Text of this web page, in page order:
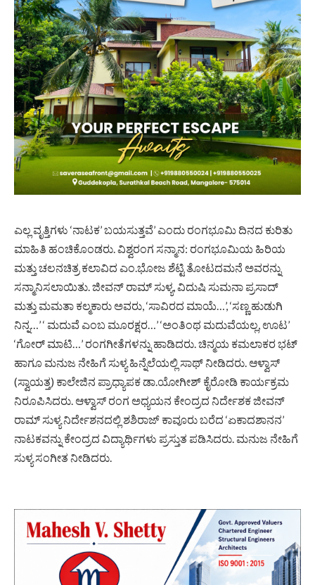
ಎಲ್ಲ ವೃತ್ತಿಗಳು ‘ನಾಟಕ’ ಬಯಸುತ್ತವೆ’ ಎಂದು ರಂಗಭೂಮಿ ದಿನದ ಕುರಿತು
ಮಾಹಿತಿ ಹಂಚಿಕೊಂಡರು. ವಿಶ್ವರಂಗ ಸನ್ಮಾನ: ರಂಗಭೂಮಿಯ ಹಿರಿಯ
ಮತ್ತು ಚಲನಚಿತ್ರ ಕಲಾವಿದ ಎಂ.ಭೋಜ ಶೆಟ್ಟಿ ತೋಟದಮನೆ ಅವರನ್ನು
ಸನ್ಮಾನಿಸಲಾಯಿತು. ಜೀವನ್ ರಾಮ್ ಸುಳ್ಯ, ವಿದುಷಿ ಸುಮನಾ ಪ್ರಸಾದ್
ಮತ್ತು ಮಮತಾ ಕಲ್ಮಕಾರು ಅವರು, ‘ಸಾವಿರದ ಮಾಯೆ…’, ‘ಸಣ್ಣ ಹುಡುಗಿ
ನಿನ್ನ…’ ‘ ಮದುವೆ ಎಂಬ ಮೂರಕ್ಷರ…’ ‘ಅಂತಿಂಥ ಮದುವೆಯಲ್ಲ, ಊಟ’
‘ಗೋರ್ ಮಾಟಿ…’ ರಂಗಗೀತೆಗಳನ್ನು ಹಾಡಿದರು. ಚಿನ್ಮಯ ಕಮಲಾಕರ ಭಟ್
ಹಾಗೂ ಮನುಜ ನೇಹಿಗೆ ಸುಳ್ಯ ಹಿನ್ನೆಲೆಯಲ್ಲಿ ಸಾಥ್ ನೀಡಿದರು. ಆಳ್ವಾಸ್
(ಸ್ವಾಯತ್ತ) ಕಾಲೇಜಿನ ಪ್ರಾಧ್ಯಾಪಕ ಡಾ.ಯೋಗೀಶ್ ಕೈರೋಡಿ ಕಾರ್ಯಕ್ರಮ
ನಿರೂಪಿಸಿದರು. ಆಳ್ವಾಸ್ ರಂಗ ಅಧ್ಯಯನ ಕೇಂದ್ರದ ನಿರ್ದೇಶಕ ಜೀವನ್
ರಾಮ್ ಸುಳ್ಯ ನಿರ್ದೇಶನದಲ್ಲಿ ಶಶಿರಾಜ್ ಕಾವೂರು ಬರೆದ ‘ಏಕಾದಶಾನನ’
ನಾಟಕವನ್ನು ಕೇಂದ್ರದ ವಿದ್ಯಾರ್ಥಿಗಳು ಪ್ರಸ್ತುತ ಪಡಿಸಿದರು. ಮನುಜ ನೇಹಿಗೆ
ಸುಳ್ಯ ಸಂಗೀತ ನೀಡಿದರು.